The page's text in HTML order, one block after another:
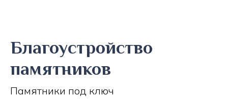
Благоустройство
памятников
Памятники под ключ